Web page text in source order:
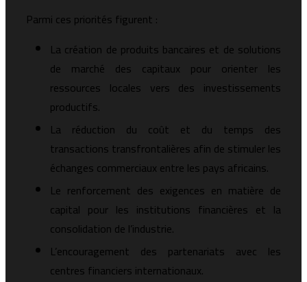
Parmi ces priorités figurent :
La création de produits bancaires et de solutions
de marché des capitaux pour orienter les
ressources locales vers des investissements
productifs.
La réduction du coût et du temps des
transactions transfrontalières afin de stimuler les
échanges commerciaux entre les pays africains.
Le renforcement des exigences en matière de
capital pour les institutions financières et la
consolidation de l’industrie.
L’encouragement des partenariats avec les
centres financiers internationaux.